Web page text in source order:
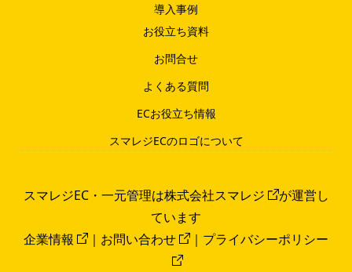
導入事例
お役立ち資料
お問合せ
よくある質問
ECお役立ち情報
スマレジECのロゴについて
スマレジEC・一元管理は株式会社スマレジ
が運営し
ています
企業情報
｜ お問い合わせ ｜ プライバシーポリシー